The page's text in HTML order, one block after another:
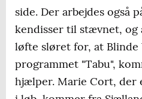
side. Der arbejdes også
kendisser til stævnet, og
løfte sløret for, at
programmet "Tabu",
hjælper. Marie Cort, der